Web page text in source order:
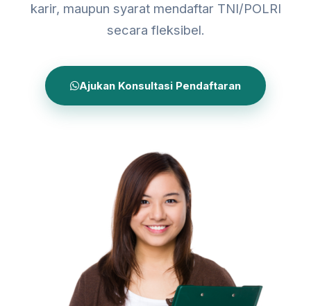
karir, maupun syarat mendaftar TNI/POLRI
secara fleksibel.
Ajukan Konsultasi Pendaftaran